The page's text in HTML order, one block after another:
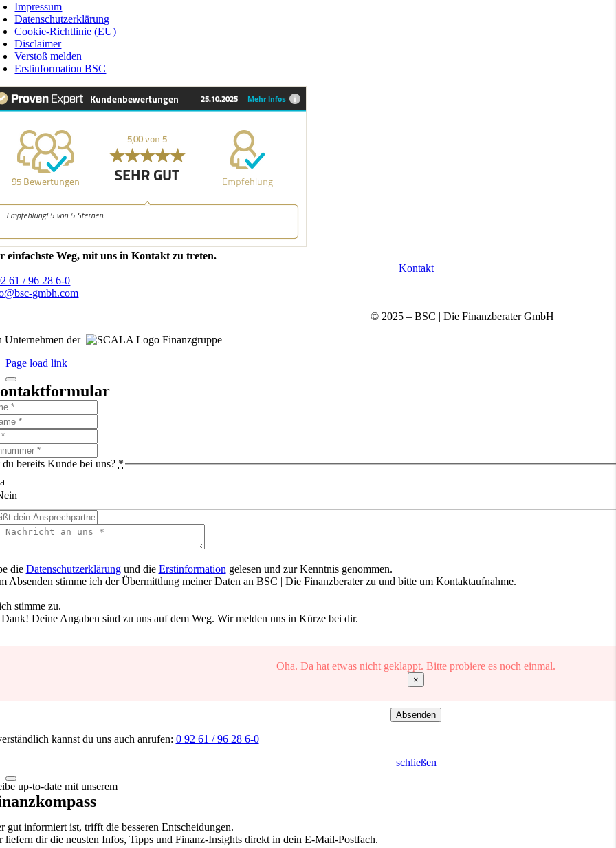
Impressum
Datenschutzerklärung
Cookie-Richtlinie (EU)
Disclaimer
Verstoß melden
Erstinformation BSC
einfachste Weg, mit uns in Kontakt zu treten.
Kontakt
61 / 96 28 6-0
gmbh.com
© 2025 – BSC | Die Finanzberater GmbH
Unternehmen der
Finanzgruppe
Page load link
bereits Kunde bei uns? *
die Datenschutzerklärungund die Erstinformation gelesen und zur Kenntnis genommen.
Absenden stimme ich der Übermittlung meiner Daten an BSC | Die Finanzberater zu und bitte um Kontaktaufnahme.
stimme zu.
Deine Angaben sind zu uns auf dem Weg. Wir melden uns in Kürze bei dir.
Oha. Da hat etwas nicht geklappt. Bitte probiere es noch einmal.
×
Absenden
kannst du uns auch anrufen: 0 92 61 / 96 28 6-0
schließen
up-to-date mit unserem
gut informiert ist, trifft die besseren Entscheidungen.
liefern dir die neusten Infos, Tipps und Finanz-Insights direkt in dein E-Mail-Postfach.